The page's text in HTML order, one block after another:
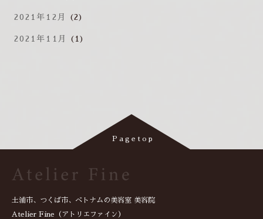
2021年12月 (2)
2021年11月 (1)
土浦市、つくば市、ベトナムの美容室 美容院
Atelier Fine（アトリエファイン）